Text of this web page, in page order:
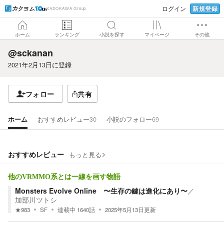
KADOKAWA Group ログイン 新規登録
ホーム ランキング 小説を探す マイページ その他
@sckanan
2021年2月13日に登録
フォロー 共有
ホーム おすすめレビュー30 小説のフォロー69
おすすめレビュー もっと見る
他のVRMMO系とは一線を画す物語
Monsters Evolve Online 〜生存の鍵は進化にあり〜／
加部川ツトシ
★983 SF 連載中 1640話 2025年5月13日更新